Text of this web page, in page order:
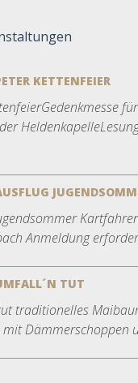
KETTENFEIER
Anmeldung
TUT
traditionelles
Dämmerschoppen